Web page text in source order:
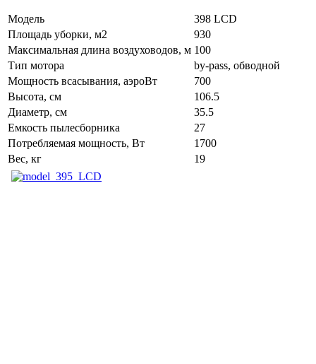
Модель
398 LCD
Площадь уборки, м2
930
Максимальная длина воздуховодов, м 100
Тип мотора
by-pass, обводной
Мощность всасывания, аэроВт
700
Высота, см
106.5
Диаметр, см
35.5
Емкость пылесборника
27
Потребляемая мощность, Вт
1700
Вес, кг
19